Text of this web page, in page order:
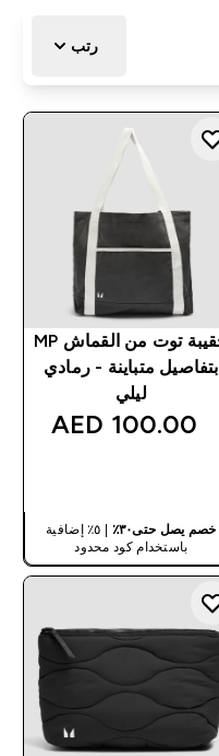
رتب
حقيبة توت من القماش MP
بتفاصيل متباينة - رمادي
ليلي
100.00 AED‎
خصم يصل حتى٣٠٪
| ٥٪ إضافية
باستخدام كود محدود